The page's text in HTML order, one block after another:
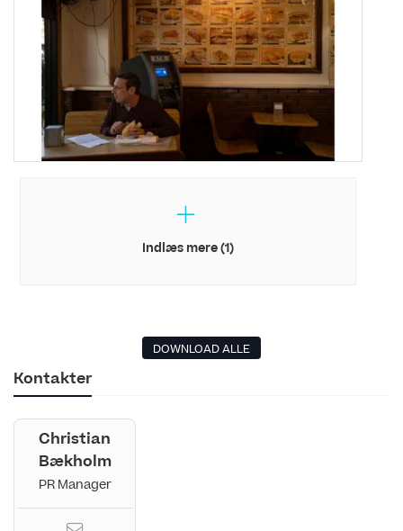
Indlæs mere (1)
DOWNLOAD ALLE
Kontakter
Christian
Bækholm
PR Manager